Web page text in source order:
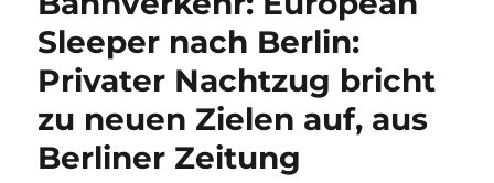
Sleeper nach Berlin:
Privater Nachtzug bricht
zu neuen Zielen auf, aus
Berliner Zeitung